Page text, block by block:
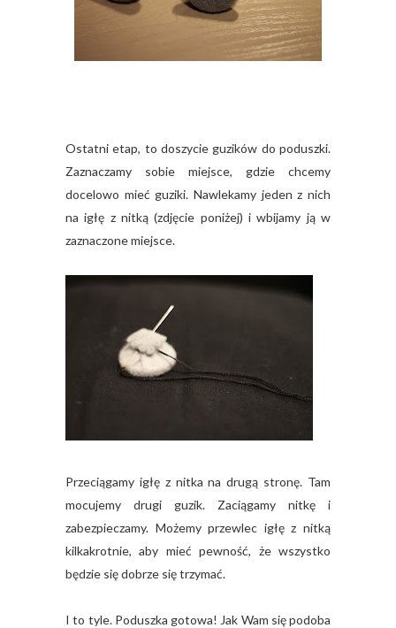
Ostatni etap, to doszycie guzików do poduszki.
Zaznaczamy sobie miejsce, gdzie chcemy
docelowo mieć guziki. Nawlekamy jeden z nich
na igłę z nitką (zdjęcie poniżej) i wbijamy ją w
zaznaczone miejsce.
Przeciągamy igłę z nitka na drugą stronę. Tam
mocujemy drugi guzik. Zaciągamy nitkę i
zabezpieczamy. Możemy przewlec igłę z nitką
kilkakrotnie, aby mieć pewność, że wszystko
będzie się dobrze się trzymać.
I to tyle. Poduszka gotowa! Jak Wam się podoba